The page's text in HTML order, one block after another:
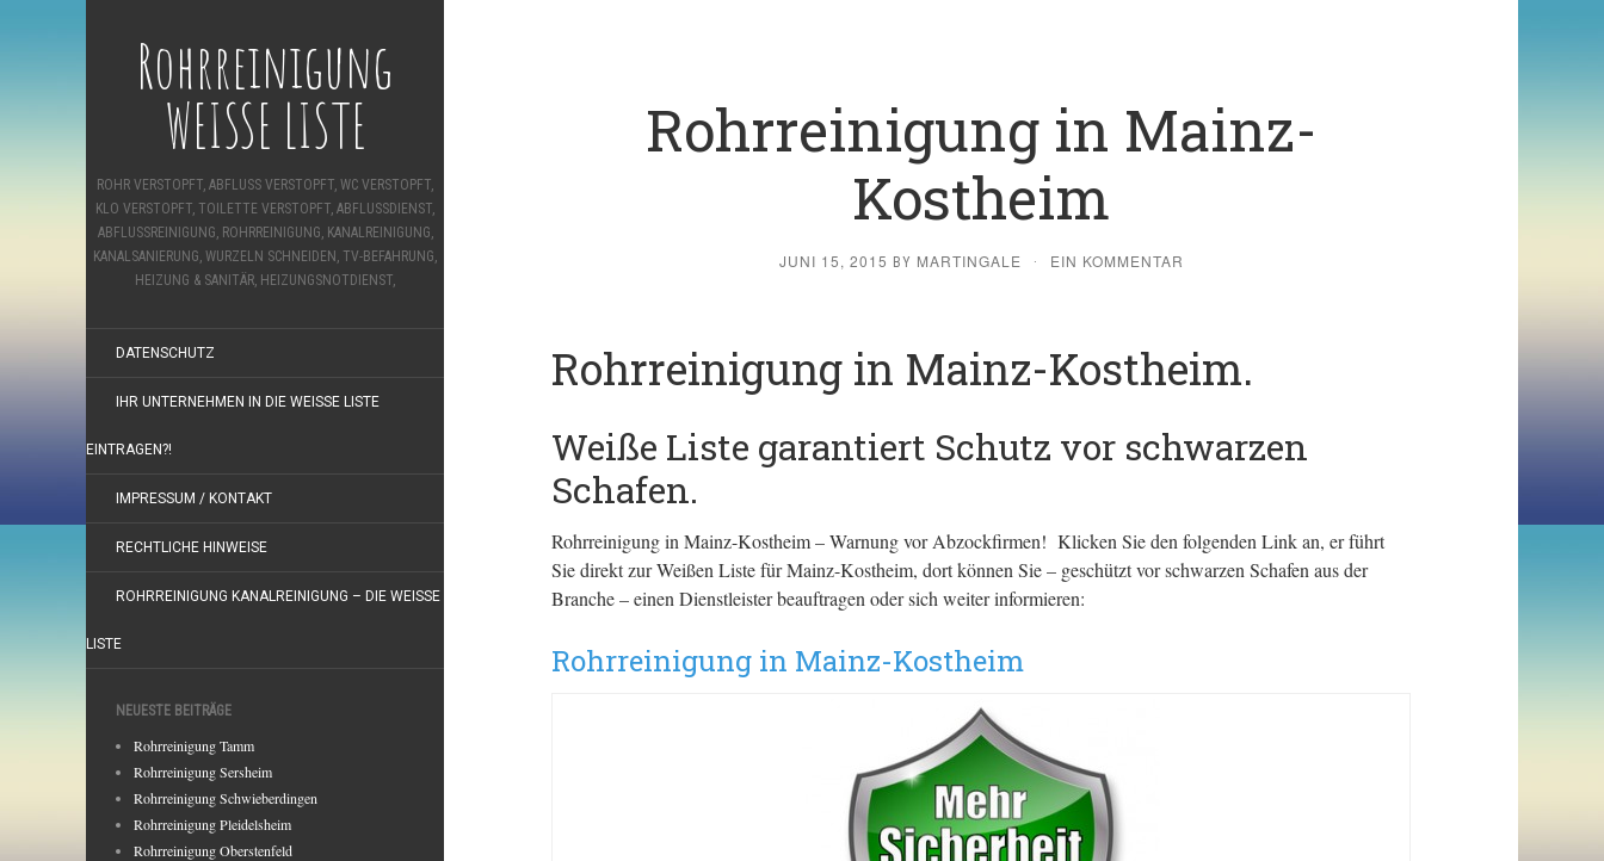
Rohrreinigung
WEISSE LISTE
ROHR VERSTOPFT, ABFLUSS VERSTOPFT, WC VERSTOPFT,
KLO VERSTOPFT, TOILETTE VERSTOPFT, ABFLUSSDIENST,
ABFLUSSREINIGUNG, ROHRREINIGUNG, KANALREINIGUNG,
KANALSANIERUNG, WURZELN SCHNEIDEN, TV-BEFAHRUNG,
HEIZUNG & SANITÄR, HEIZUNGSNOTDIENST,
DATENSCHUTZ
IHR UNTERNEHMEN IN DIE WEISSE LISTE E
INTRAGEN?!
IMPRESSUM / KONTAKT
RECHTLICHE HINWEISE
ROHRREINIGUNG KANALREINIGUNG – DIE WEISSE
LISTE
NEUESTE BEITRÄGE
Rohrreinigung Tamm
Rohrreinigung Sersheim
Rohrreinigung Schwieberdingen
Rohrreinigung Pleidelsheim
Rohrreinigung Oberstenfeld
Rohrreinigung in Mainz-
Kostheim
JUNI 15, 2015 BY MARTINGALE · EIN KOMMENTAR
Rohrreinigung in Mainz-Kostheim.
Weiße Liste garantiert Schutz vor schwarzen
Schafen.
Rohrreinigung in Mainz-Kostheim – Warnung vor Abzockfirmen! Klicken Sie den folgenden Link an, er führt
Sie direkt zur Weißen Liste für Mainz-Kostheim, dort können Sie – geschützt vor schwarzen Schafen aus der
Branche – einen Dienstleister beauftragen oder sich weiter informieren:
Rohrreinigung in Mainz-Kostheim